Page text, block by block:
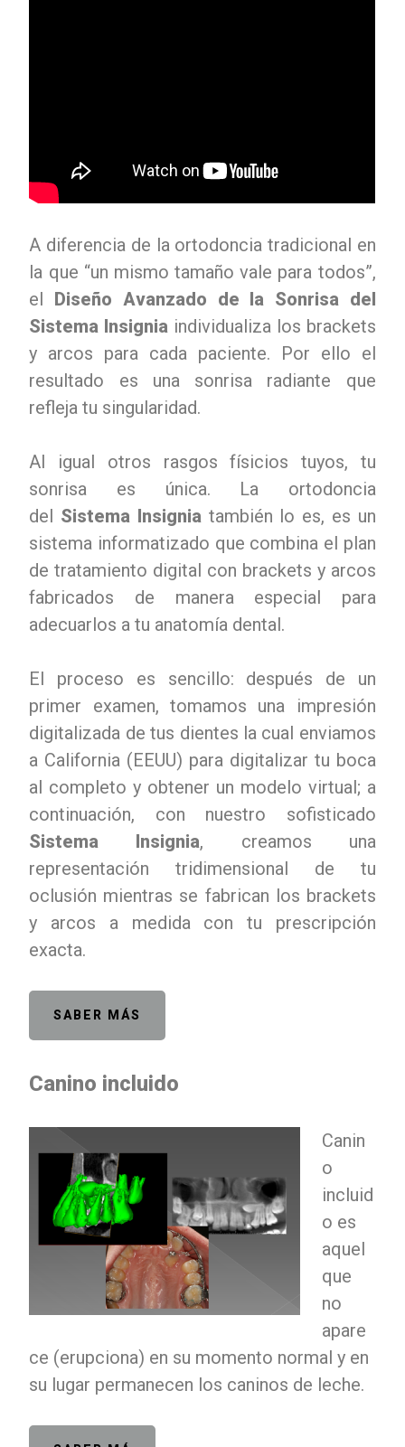
A diferencia de la ortodoncia tradicional en
la que “un mismo tamaño vale para todos”,
el Diseño Avanzado de la Sonrisa del
Sistema Insignia individualiza los brackets
y arcos para cada paciente. Por ello el
resultado es una sonrisa radiante que
refleja tu singularidad.
Al igual otros rasgos físicios tuyos, tu
sonrisa es única. La ortodoncia
del Sistema Insignia también lo es, es un
sistema informatizado que combina el plan
de tratamiento digital con brackets y arcos
fabricados de manera especial para
adecuarlos a tu anatomía dental.
El proceso es sencillo: después de un
primer examen, tomamos una impresión
digitalizada de tus dientes la cual enviamos
a California (EEUU) para digitalizar tu boca
al completo y obtener un modelo virtual; a
continuación, con nuestro sofisticado
Sistema Insignia, creamos una
representación tridimensional de tu
oclusión mientras se fabrican los brackets
y arcos a medida con tu prescripción
exacta.
SABER MÁS
Canino incluido
Canin
o
incluid
o es
aquel
que
no
apare
ce (erupciona) en su momento normal y en
su lugar permanecen los caninos de leche.